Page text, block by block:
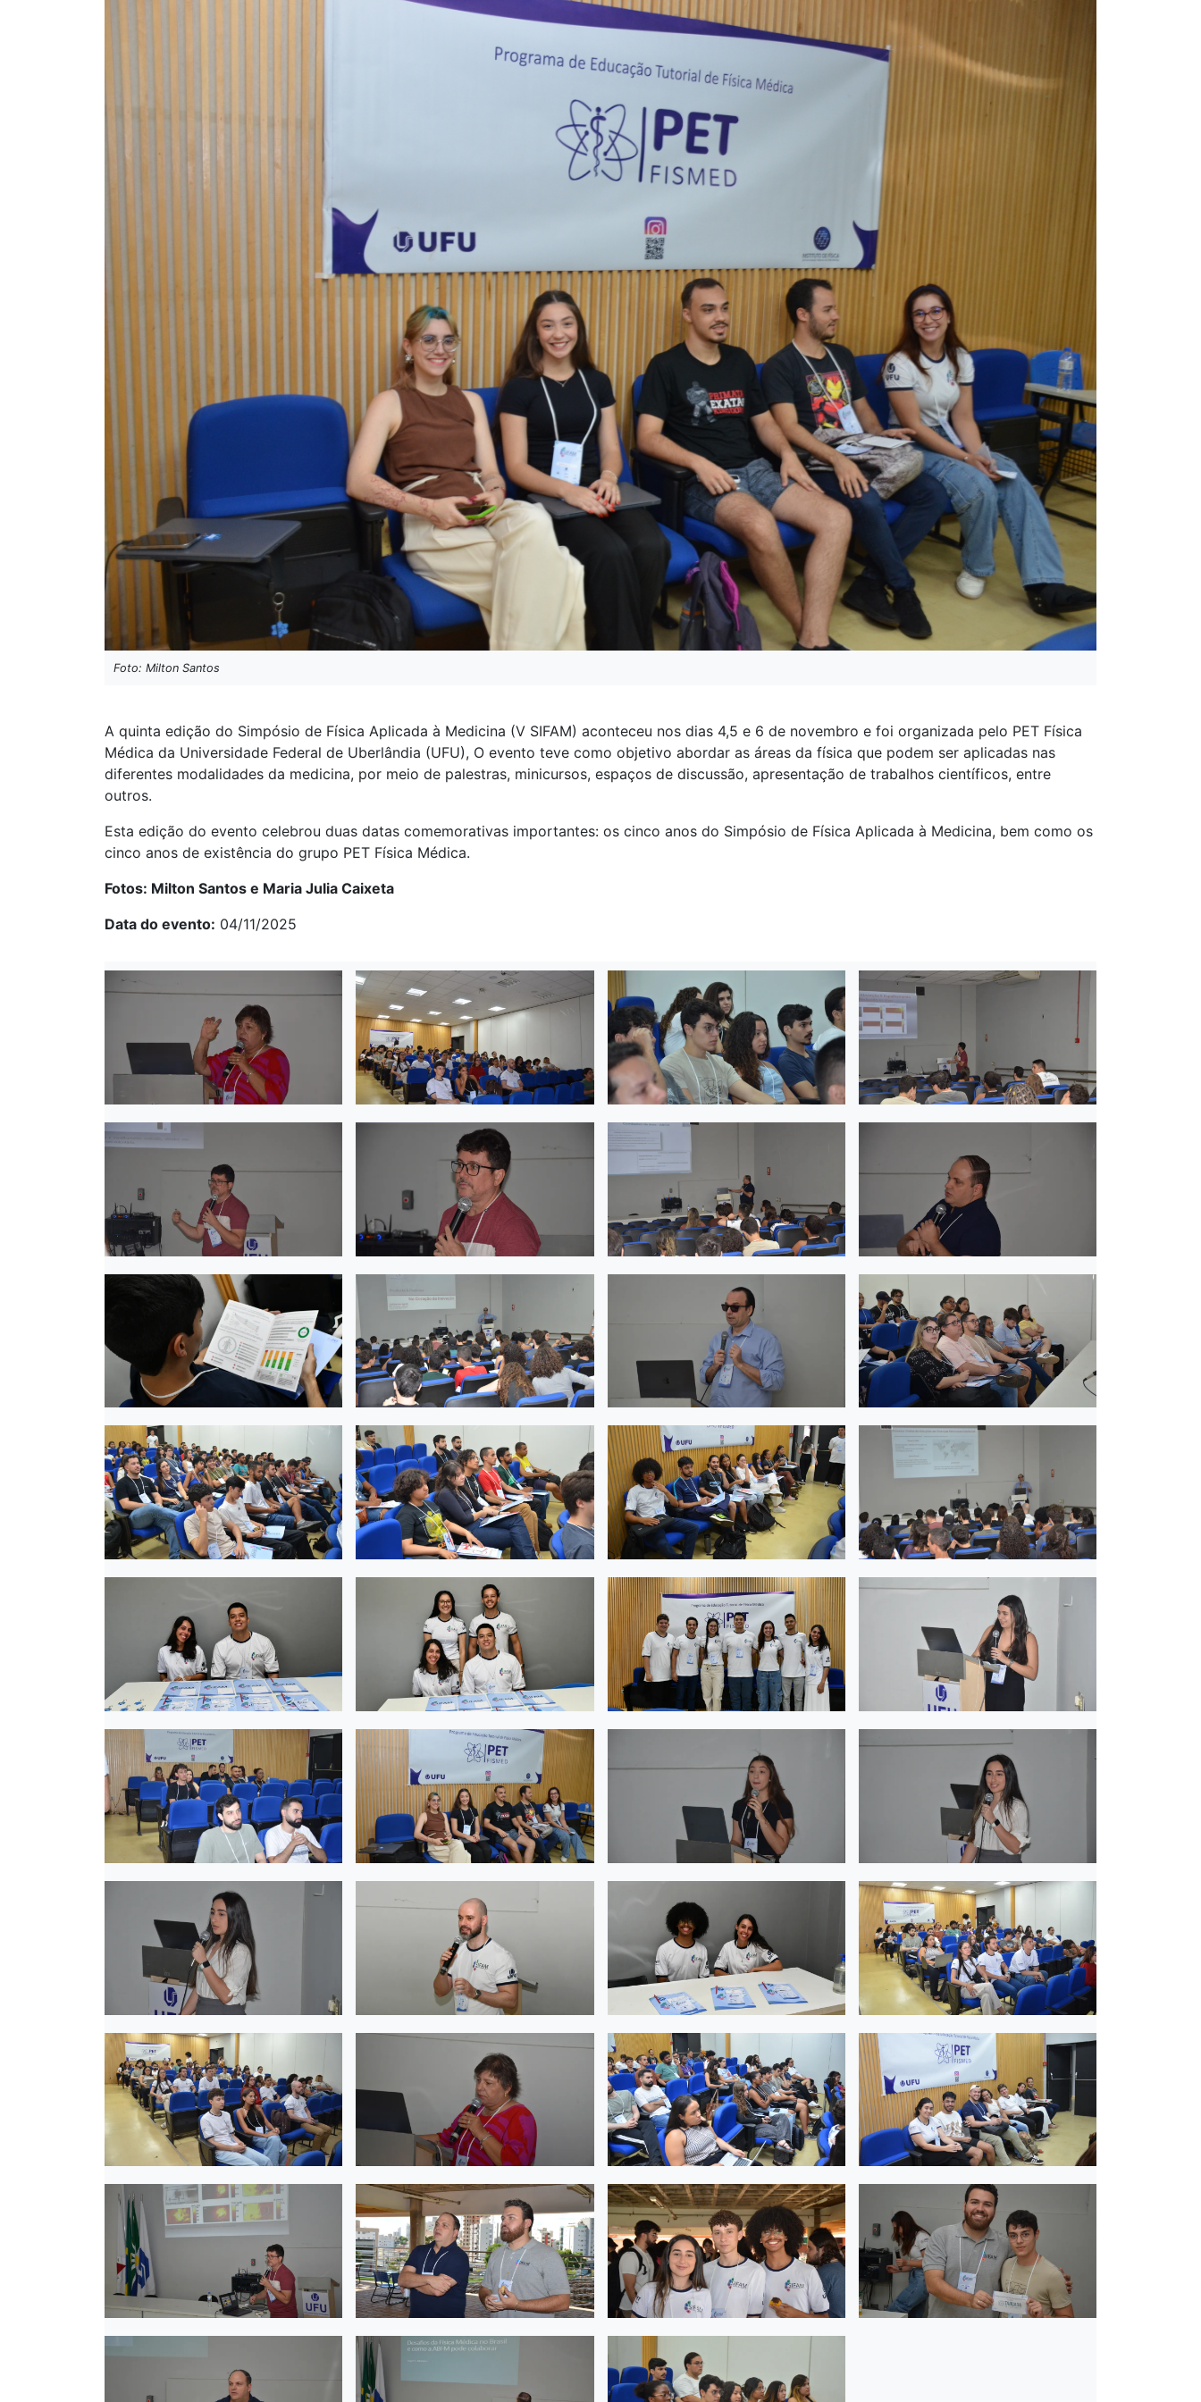
Foto: Milton Santos
A quinta edição do Simpósio de Física Aplicada à Medicina (V SIFAM) aconteceu nos dias 4,5 e 6 de novembro e foi organizada pelo PET Física
Médica da Universidade Federal de Uberlândia (UFU), O evento teve como objetivo abordar as áreas da física que podem ser aplicadas nas
diferentes modalidades da medicina, por meio de palestras, minicursos, espaços de discussão, apresentação de trabalhos científicos, entre
outros.
Esta edição do evento celebrou duas datas comemorativas importantes: os cinco anos do Simpósio de Física Aplicada à Medicina, bem como os
cinco anos de existência do grupo PET Física Médica.
Fotos: Milton Santos e Maria Julia Caixeta
Data do evento 04/11/2025